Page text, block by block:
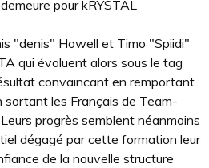
pour kRYSTAL
"denis" Howell et Timo "Spiidi"
qui évoluent alors sous le tag
convaincant en remportant
les Français de Team-
progrès semblent néanmoins
dégagé par cette formation leur
de la nouvelle structure